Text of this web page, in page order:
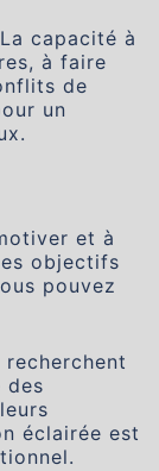
La capacité à
à faire
de
un
et à
objectifs
pouvez
des
éclairée est